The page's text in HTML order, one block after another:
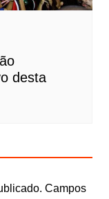
desta
Campos